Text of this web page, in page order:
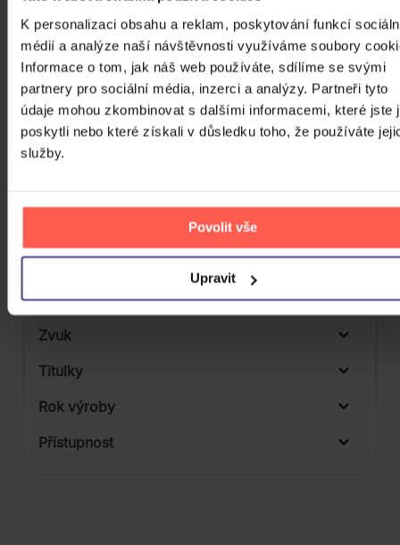
K personalizaci obsahu a reklam, poskytování funkcí
médií a analýze naší návštěvnosti využíváme soubory
Informace o tom, jak náš web používáte, sdílíme se svými
partnery pro sociální média, inzerci a analýzy. Partneři tyto
údaje mohou zkombinovat s dalšími informacemi, které jste
poskytli nebo které získali v důsledku toho, že používáte
služby.
Povolit vše
Upravit
CD
Počet MC
Počet DVD
Počet BD
Počet vinyl
Plastový obal
Formát média
Počet Platform Album
Zvuk
Titulky
Rok výroby
Přístupnost